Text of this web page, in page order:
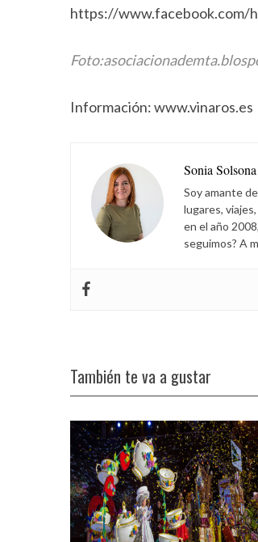
https://www.facebook.com/
Información: www.vinaros.es
Sonia Solsona
Soy amante
lugares,
en el año
seguimos? A
También te va a gustar